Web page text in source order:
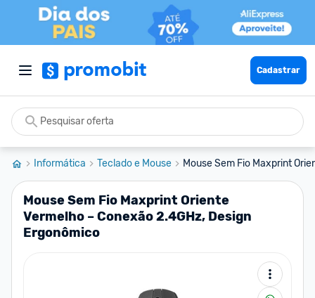
Cadastrar
Informática Teclado e Mouse Mouse Sem Fio Maxprint
Mouse Sem Fio Maxprint Oriente
Vermelho – Conexão 2.4GHz, Design
Ergonômico